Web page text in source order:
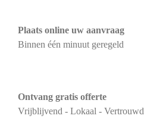
Plaats online uw aanvraag
Binnen één minuut geregeld
Ontvang gratis offerte
Vrijblijvend - Lokaal - Vertrouwd